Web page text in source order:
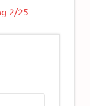
2/25